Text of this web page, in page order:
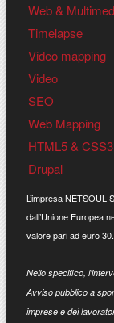
Web &
Timelapse
Video mapping
Video
SEO
Web Mapping
HTML5 & CSS3
Drupal
L’impresa NETSOUL
dall’Unione Europea
valore pari ad euro
Nello specifico,
Avviso pubblico a
imprese e dei